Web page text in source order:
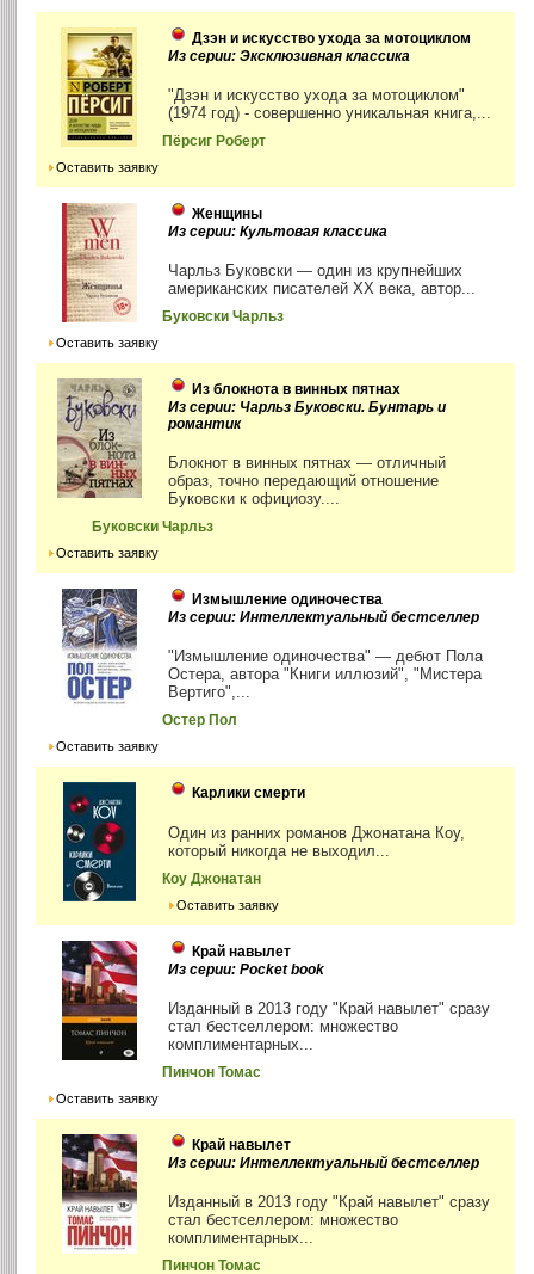
Дзэн и искусство ухода за мотоциклом
Из серии: Эксклюзивная классика
"Дзэн и искусство ухода за мотоциклом"
(1974 год) - совершенно уникальная книга,...
Пёрсиг Роберт
Оставить заявку
Женщины
Из серии: Культовая классика
Чарльз Буковски — один из крупнейших
американских писателей ХХ века, автор...
Буковски Чарльз
Оставить заявку
Из блокнота в винных пятнах
Из серии: Чарльз Буковски. Бунтарь и
романтик
Блокнот в винных пятнах — отличный
образ, точно передающий отношение
Буковски к официозу....
Буковски Чарльз
Оставить заявку
Измышление одиночества
Из серии: Интеллектуальный бестселлер
"Измышление одиночества" — дебют Пола
Остера, автора "Книги иллюзий", "Мистера
Вертиго",...
Остер Пол
Оставить заявку
Карлики смерти
Один из ранних романов Джонатана Коу,
который никогда не выходил...
Коу Джонатан
Оставить заявку
Край навылет
Из серии: Pocket book
Изданный в 2013 году "Край навылет" сразу
стал бестселлером: множество
комплиментарных...
Пинчон Томас
Оставить заявку
Край навылет
Из серии: Интеллектуальный бестселлер
Изданный в 2013 году "Край навылет" сразу
стал бестселлером: множество
комплиментарных...
Пинчон Томас